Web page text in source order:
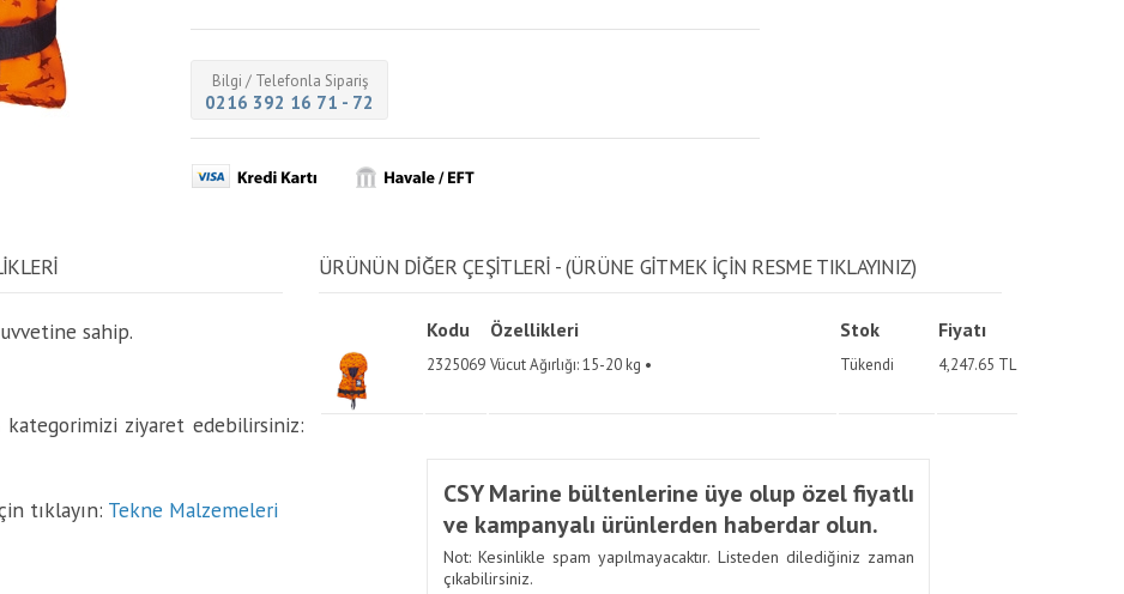
Bilgi / Telefonla Sipariş
0216 392 16 71 - 72
sahip.
ziyaret edebilirsiniz:
tıklayın: Tekne Malzemeleri
ÜRÜNÜN DİĞER ÇEŞİTLERİ - (ÜRÜNE GITMEK IÇIN RESME TIKLAYINIZ)
Kodu Özellikleri Stok Fiyatı
2325069 Vücut Ağırlığı: 15-20 kg • Tükendi 4,247.65 TL
CSY Marine bültenlerine üye olup özel fiyatlı
ve kampanyalı ürünlerden haberdar olun.
Not: Kesinlikle spam yapılmayacaktır. Listeden dilediğiniz zaman
çıkabilirsiniz.